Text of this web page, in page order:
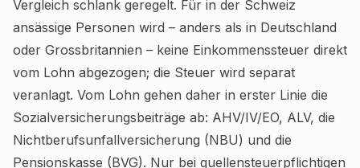
Vergleich schlank geregelt. Für in der Schweiz
ansässige Personen wird – anders als in Deutschland
oder Grossbritannien – keine Einkommenssteuer direkt
vom Lohn abgezogen; die Steuer wird separat
veranlagt. Vom Lohn gehen daher in erster Linie die
Sozialversicherungsbeiträge ab: AHV/IV/EO, ALV, die
Nichtberufsunfallversicherung (NBU) und die
Pensionskasse (BVG). Nur bei quellensteuerpflichtigen